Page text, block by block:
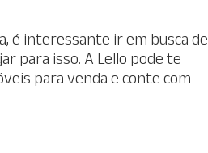
é interessante ir em busca de
para isso. A Lello pode te
para venda e conte com